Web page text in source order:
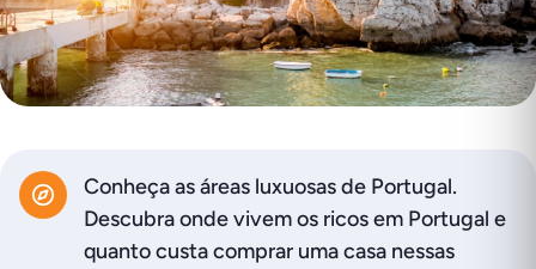
Conheça as áreas luxuosas de Portugal.
Descubra onde vivem os ricos em Portugal e
quanto custa comprar uma casa nessas